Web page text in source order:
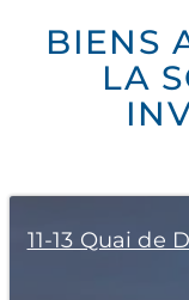
BIENS
LA
11-13 Quai de